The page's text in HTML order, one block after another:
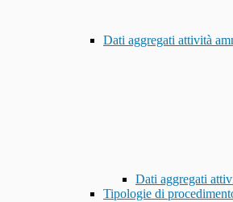
Dati aggregati attività
Dati aggregati
Tipologie di